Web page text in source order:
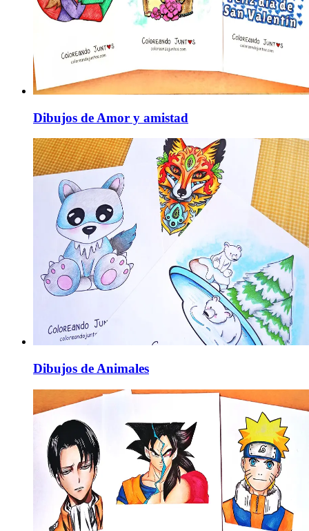
Dibujos de Amor y amistad
Dibujos de Animales